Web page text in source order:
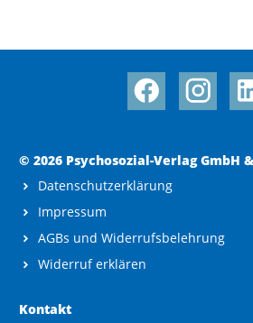
© 2026 Psychosozial-Verlag GmbH
Datenschutzerklärung
Impressum
AGBs und Widerrufsbelehrung
Widerruf erklären
Kontakt